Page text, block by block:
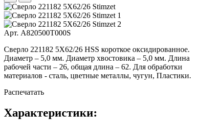
Арт. A820500T000S
Сверло 221182 5X62/26 HSS короткое оксидированное.
Диаметр – 5,0 мм. Диаметр хвостовика – 5,0 мм. Длина
рабочей части – 26, общая длина – 62. Для обработки
материалов - сталь, цветные металлы, чугун, Пластики.
Распечатать
Характеристики: